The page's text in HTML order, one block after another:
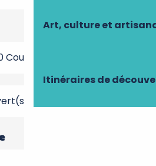
Art, culture et
Itinéraires de
Couvert(s)
en terrasse